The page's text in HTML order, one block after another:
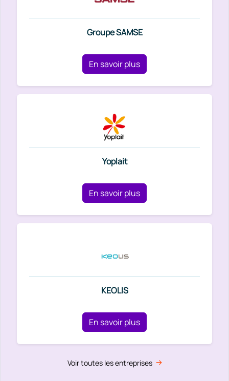
Groupe SAMSE
En savoir plus
Yoplait
En savoir plus
KEOLIS
En savoir plus
Voir toutes les entreprises